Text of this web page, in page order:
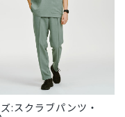
:スクラブパンツ・